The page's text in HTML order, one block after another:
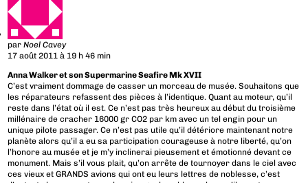
parNoel Cavey
17 août 2011 à 19 h 46 min
Anna Walker et son Supermarine Seafire Mk XVII
C’est vraiment dommage de casser un morceau de musée. Souhaitons que
les réparateurs refassent des pièces à l’identique. Quant au moteur, qu’il
reste dans l’état où il est. Ce n’est pas très heureux au début du troisième
millénaire de cracher 16000 gr CO2 par km avec un tel engin pour un
unique pilote passager. Ce n’est pas utile qu’il détériore maintenant notre
planète alors qu’il a eu sa participation courageuse à notre liberté, qu’on
l’honore au musée et je m’y inclinerai pieusement et émotionné devant ce
monument. Mais s’il vous plait, qu’on arrête de tournoyer dans le ciel avec
ces vieux et GRANDS avions qui ont eu leurs lettres de noblesse, c’est